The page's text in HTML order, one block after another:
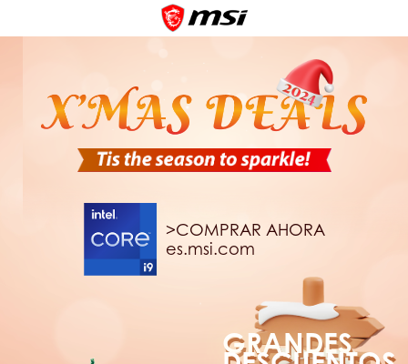
>COMPRAR AHORA
es.msi.com
GRANDES